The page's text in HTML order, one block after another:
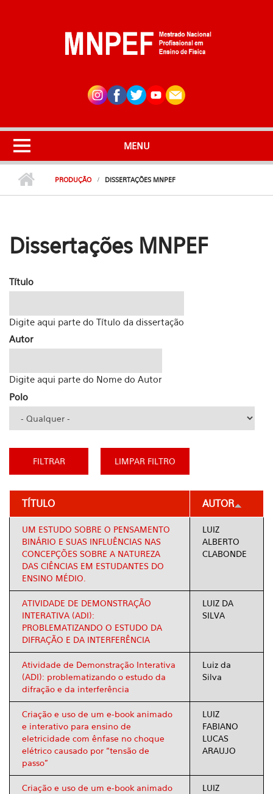
MENU
PRODUÇÃO DISSERTAÇÕES MNPEF
Dissertações MNPEF
Título
Digite aqui parte do Título da dissertação
Autor
Digite aqui parte do Nome do Autor
Polo
TÍTULO AUTOR
UM ESTUDO SOBRE O PENSAMENTO
BINÁRIO E SUAS INFLUÊNCIAS NAS
CONCEPÇÕES SOBRE A NATUREZA
DAS CIÊNCIAS EM ESTUDANTES DO
ENSINO MÉDIO.
LUIZ
ALBERTO
CLABONDE
ATIVIDADE DE DEMONSTRAÇÃO
INTERATIVA (ADI):
PROBLEMATIZANDO O ESTUDO DA
DIFRAÇÃO E DA INTERFERÊNCIA
LUIZ DA
SILVA
Atividade de Demonstração Interativa
(ADI): problematizando o estudo da
difração e da interferência
Luiz da
Silva
Criação e uso de um e-book animado
e interativo para ensino de
eletricidade com ênfase no choque
elétrico causado por “tensão de
passo”
LUIZ
FABIANO
LUCAS
ARAUJO
Criação e uso de um e-book animado
LUIZ